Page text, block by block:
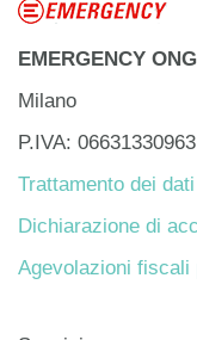
EMERGENCY
Milano
P.IVA:
Trattamento dei
Dichiarazione di
Agevolazioni fiscali